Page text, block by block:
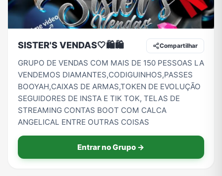
Vídeos
SISTER'S VENDAS🤍🛍🛍 Compartilhar
GRUPO DE VENDAS COM MAIS DE 150 PESSOAS LA
VENDEMOS DIAMANTES,CODIGUINHOS,PASSES
BOOYAH,CAIXAS DE ARMAS,TOKEN DE EVOLUÇÃO
SEGUIDORES DE INSTA E TIK TOK, TELAS DE
STREAMING CONTAS BOOT COM CALCA
ANGELICAL ENTRE OUTRAS COISAS
Entrar no Grupo →